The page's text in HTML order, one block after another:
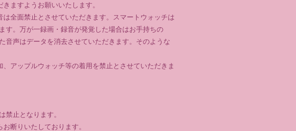
ますようお願いいたします。
全面禁止とさせていただきます。スマートウォッチは
す。万が一録画・録音が発覚した場合はお手持ちの
音声はデータを消去させていただきます。そのような
アップルウォッチ等の着用を禁止とさせていただきま
止となります。
断りいたしております。